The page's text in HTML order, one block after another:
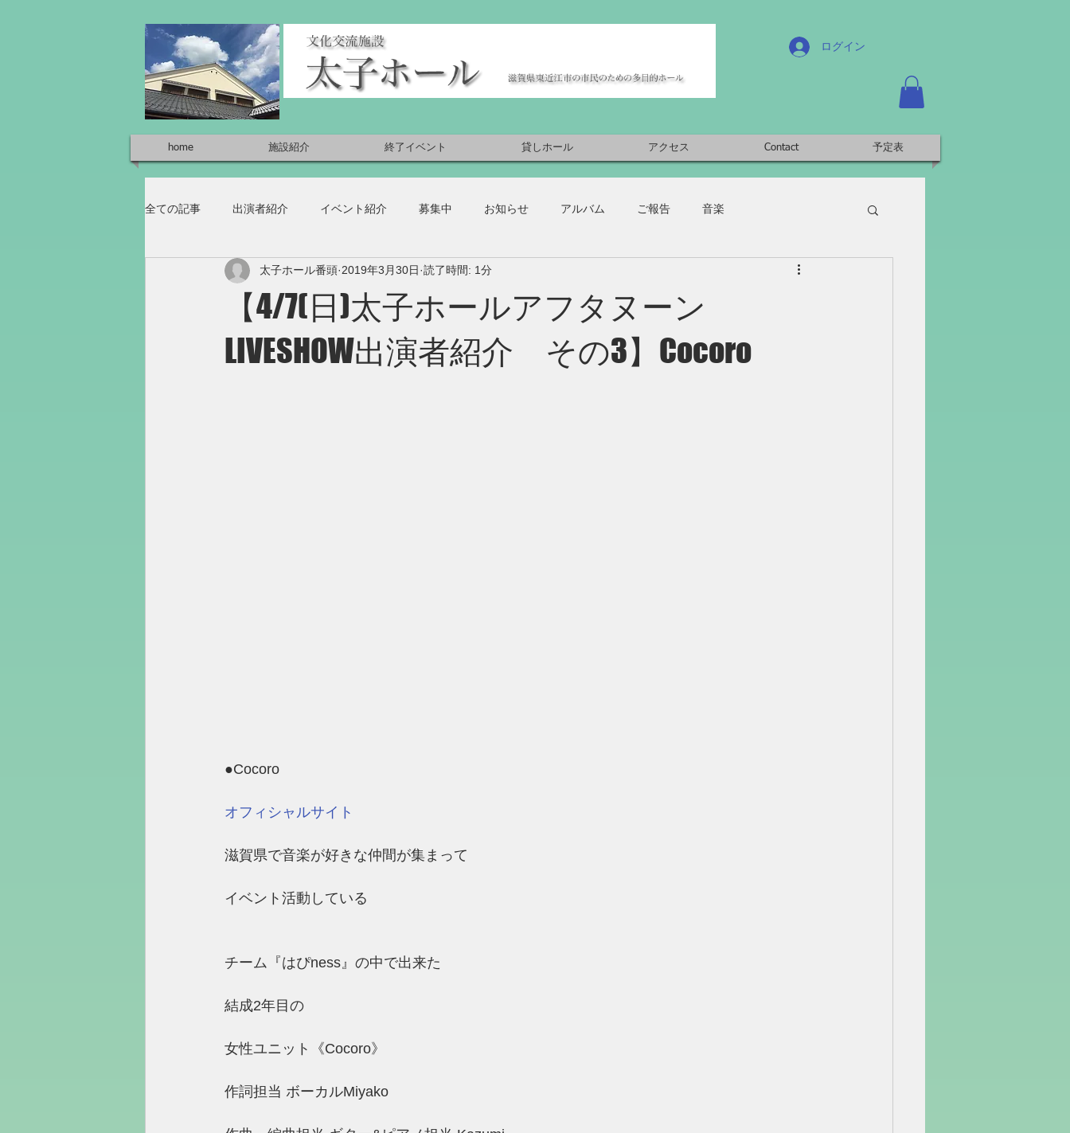
ログイン
home 施設紹介 終了イベント 貸しホール アクセス Contact 予定表
全ての記事 出演者紹介 イベント紹介 募集中 お知らせ アルバム ご報告 音楽
【4/7(日)太子ホールアフタヌーン
LIVESHOW出演者紹介 その3】Cocoro
太子ホール番頭 2019年3月30日 読了時間: 1分
●Cocoro
オフィシャルサイト
滋賀県で音楽が好きな仲間が集まって
イベント活動している
チーム『はぴness』の中で出来た
結成2年目の
女性ユニット《Cocoro》
作詞担当 ボーカルMiyako